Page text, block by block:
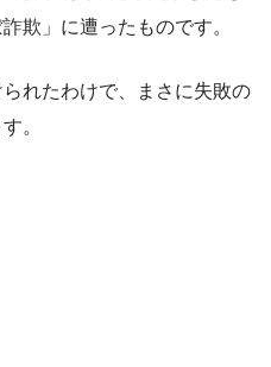
欺」に遭ったものです。
れたわけで、まさに失敗の
。